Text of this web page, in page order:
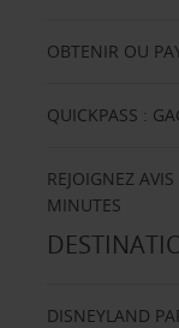
OBTENIR OU
QUICKPASS :
REJOIGNEZ
MINUTES
DISNEYLAND